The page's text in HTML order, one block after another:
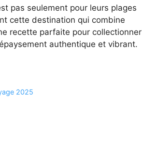
pas seulement pour leurs plages
cette destination qui combine
recette parfaite pour collectionner
authentique et vibrant.
2025